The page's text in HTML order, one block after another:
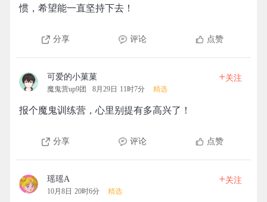
惯，希望能一直坚持下去！
分享 评论 点赞
可爱的小菓菓
魔鬼营up9团 8月29日 11时7分 精选
+关注
报个魔鬼训练营，心里别提有多高兴了！
分享 评论 点赞
瑶瑶A
10月8日 20时6分 精选
+关注